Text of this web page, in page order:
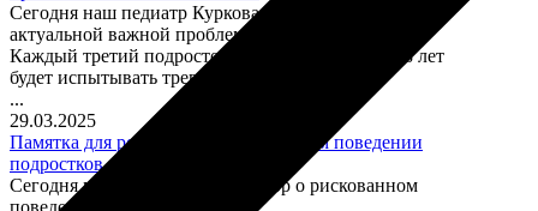
Сегодня наш педиатр Куркова Дарья расскажет об
актуальной важной проблеме, как тревога.
Каждый третий подросток в возрасте от 13 до 18 лет
будет испытывать тревожное расстройство.
...
29.03.2025
Памятка для родителей о рискованном поведении
подростков. Часть 2
Сегодня мы продолжаем разговор о рискованном
поведении подростков.